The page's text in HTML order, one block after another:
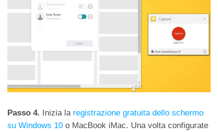
Passo 4. Inizia la registrazione gratuita dello schermo
su Windows 10 o MacBook iMac. Una volta configurate